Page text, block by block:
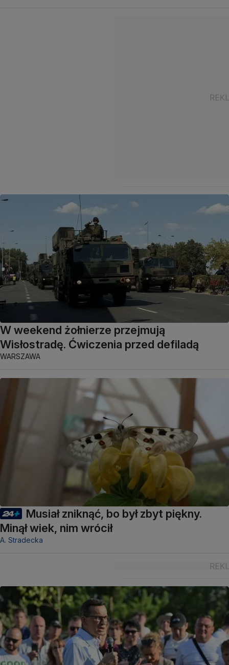
W weekend żołnierze przejmują
Wisłostradę. Ćwiczenia przed defiladą
WARSZAWA
Musiał zniknąć, bo był zbyt piękny.
Minął wiek, nim wrócił
A. Stradecka